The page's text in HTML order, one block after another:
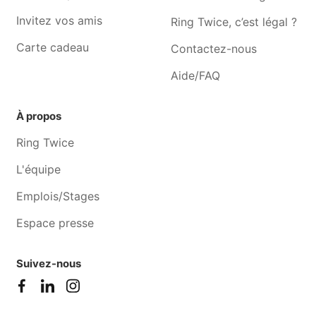
l'evêque
Photographe Braine-le-
comte
Photographe Lobbes
Invitez vos amis
Carte cadeau
Ring Twice, c’est légal ?
Contactez-nous
Aide/FAQ
À propos
Ring Twice
L'équipe
Emplois/Stages
Espace presse
Suivez-nous